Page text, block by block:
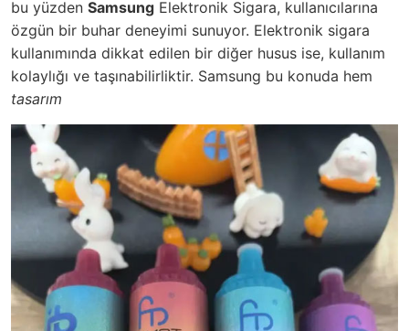
bu yüzden Samsung Elektronik Sigara, kullanıcılarına
özgün bir buhar deneyimi sunuyor. Elektronik sigara
kullanımında dikkat edilen bir diğer husus ise, kullanım
kolaylığı ve taşınabilirliktir. Samsung bu konuda hem
tasarım